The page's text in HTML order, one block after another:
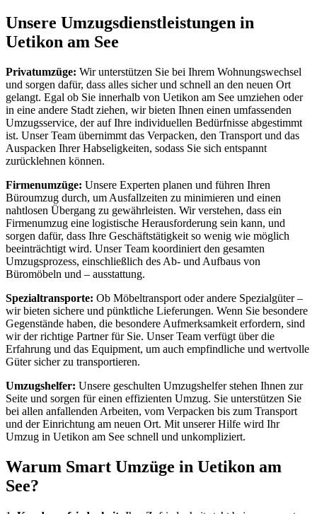
Unsere Umzugsdienstleistungen in
Uetikon am See
Privatumzüge: Wir unterstützen Sie bei Ihrem Wohnungswechsel
und sorgen dafür, dass alles sicher und schnell an den neuen Ort
gelangt. Egal ob Sie innerhalb von Uetikon am See umziehen oder
in eine andere Stadt ziehen, wir bieten Ihnen einen umfassenden
Umzugsservice, der auf Ihre individuellen Bedürfnisse abgestimmt
ist. Unser Team übernimmt das Verpacken, den Transport und das
Auspacken Ihrer Habseligkeiten, sodass Sie sich entspannt
zurücklehnen können.
Firmenumzüge: Unsere Experten planen und führen Ihren
Büroumzug durch, um Ausfallzeiten zu minimieren und einen
nahtlosen Übergang zu gewährleisten. Wir verstehen, dass ein
Firmenumzug eine logistische Herausforderung sein kann, und
sorgen dafür, dass Ihre Geschäftstätigkeit so wenig wie möglich
beeinträchtigt wird. Unser Team koordiniert den gesamten
Umzugsprozess, einschließlich des Ab- und Aufbaus von
Büromöbeln und – ausstattung.
Spezialtransporte: Ob Möbeltransport oder andere Spezialgüter –
wir bieten sichere und pünktliche Lieferungen. Wenn Sie besondere
Gegenstände haben, die besondere Aufmerksamkeit erfordern, sind
wir der richtige Partner für Sie. Unser Team verfügt über die
Erfahrung und das Equipment, um auch empfindliche und wertvolle
Güter sicher zu transportieren.
Umzugshelfer: Unsere geschulten Umzugshelfer stehen Ihnen zur
Seite und sorgen für einen effizienten Umzug. Sie unterstützen Sie
bei allen anfallenden Arbeiten, vom Verpacken bis zum Transport
und der Einrichtung am neuen Ort. Mit unserer Hilfe wird Ihr
Umzug in Uetikon am See schnell und unkompliziert.
Warum Smart Umzüge in Uetikon am
See?